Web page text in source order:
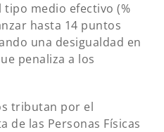
tipo medio efectivo (%
hasta 14 puntos
una desigualdad en
penaliza a los
tributan por el
de las Personas Físicas